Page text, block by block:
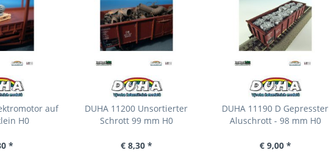
auf
H0
*
DUHA 11200 Unsortierter
Schrott 99 mm H0
€ 8,30 *
DUHA 11190 D Gepresster
Aluschrott - 98 mm H0
€ 9,00 *